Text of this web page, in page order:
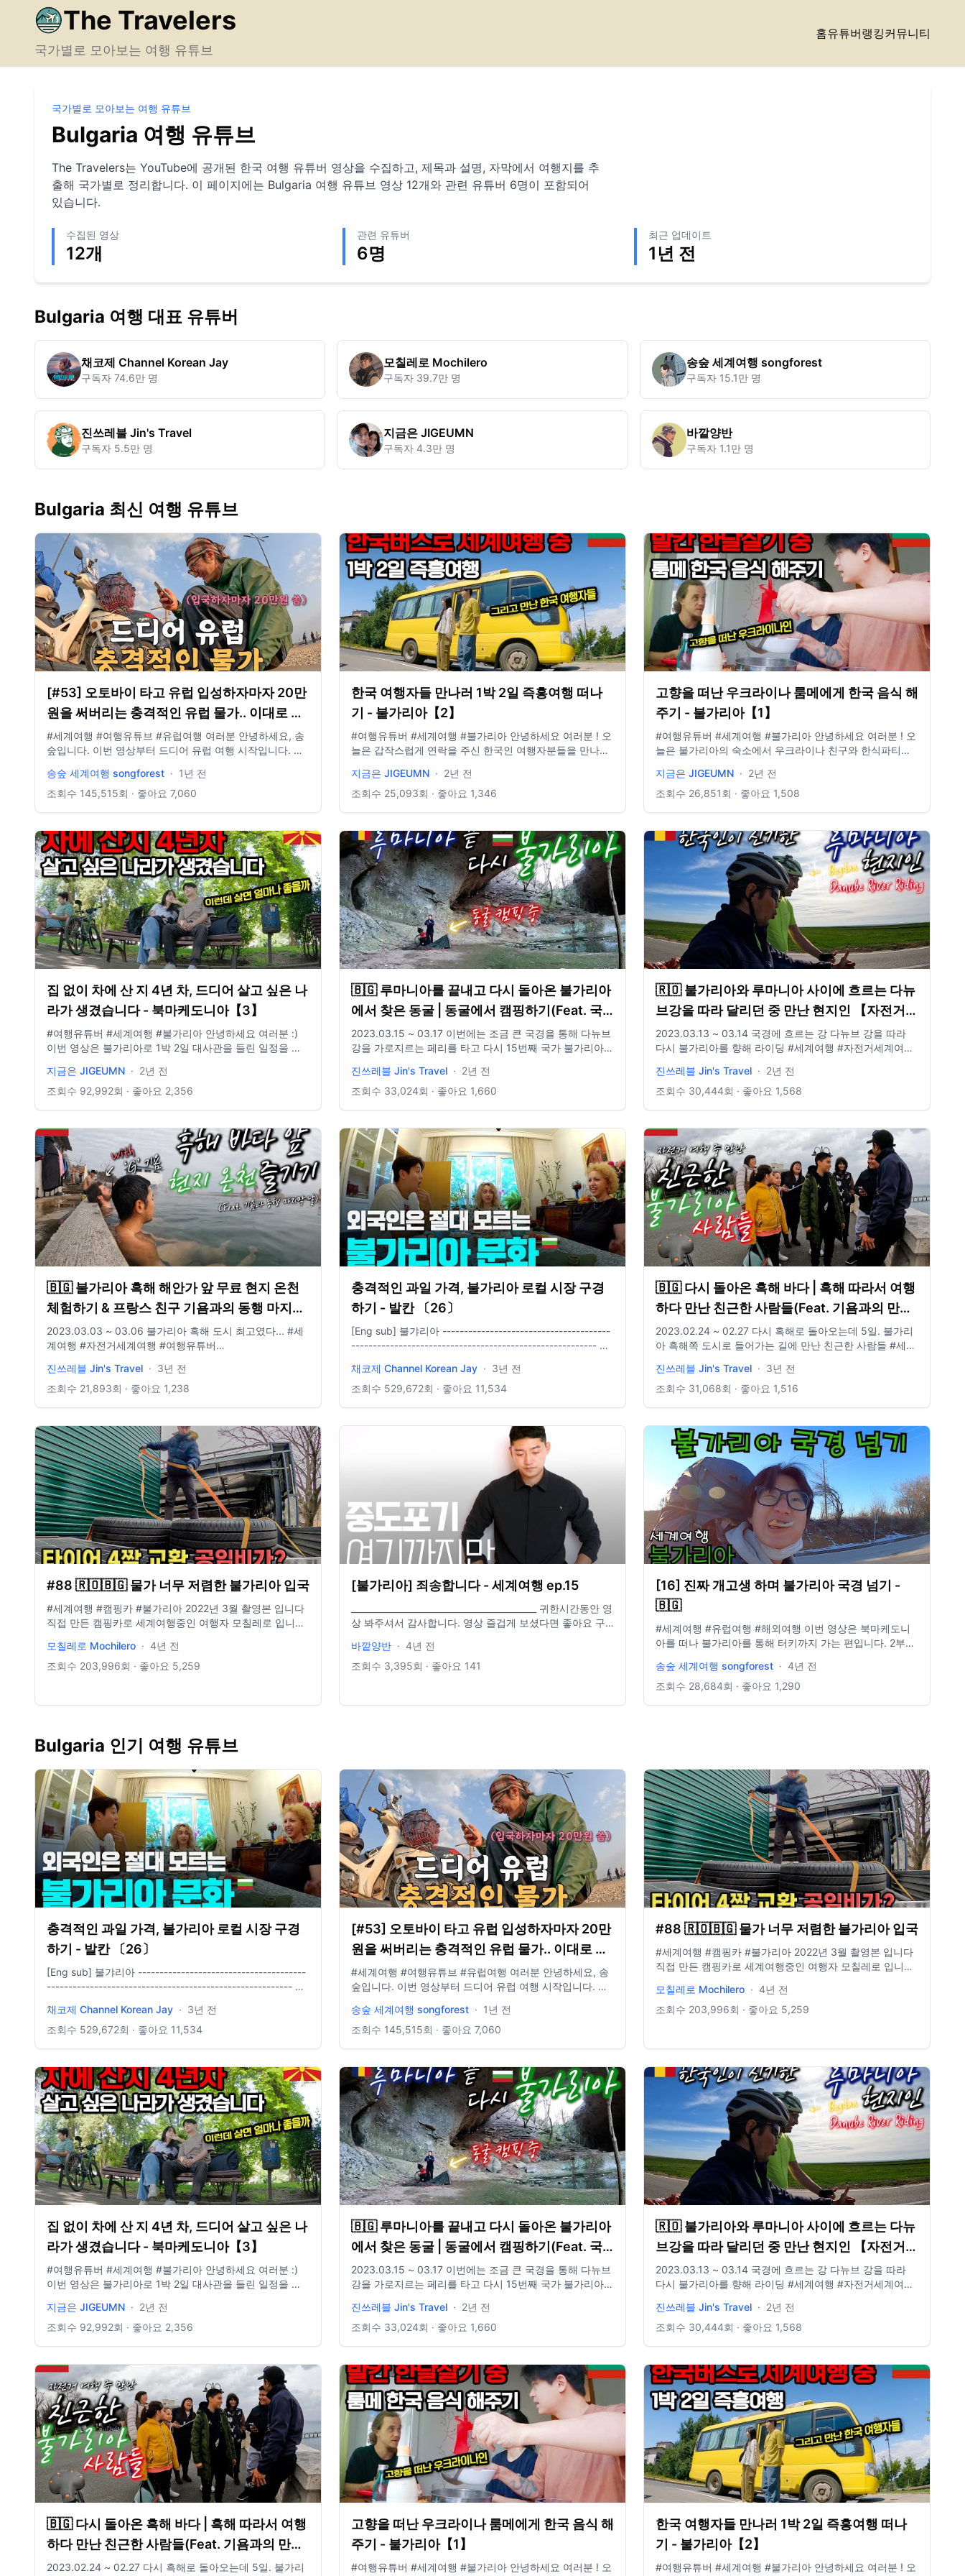
The Travelers
국가별로 모아보는 여행 유튜브
홈유튜버랭킹커뮤니티
국가별로 모아보는 여행 유튜브
Bulgaria 여행 유튜브
The Travelers는 YouTube에 공개된 한국 여행 유튜버 영상을 수집하고, 제목과 설명, 자막에서 여행지를 추
출해 국가별로 정리합니다. 이 페이지에는 Bulgaria 여행 유튜브 영상 12개와 관련 유튜버 6명이 포함되어
있습니다.
수집된 영상
12개
관련 유튜버
6명
최근 업데이트
1년 전
Bulgaria 여행 대표 유튜버
채코제 Channel Korean Jay
구독자 74.6만 명
모칠레로 Mochilero
구독자 39.7만 명
송숲 세계여행 songforest
구독자 15.1만 명
진쓰레블 Jin's Travel
구독자 5.5만 명
지금은 JIGEUMN
구독자4.3만 명
바깥양반
구독자 1.1만 명
Bulgaria 최신 여행 유튜브
[#53] 오토바이 타고 유럽 입성하자마자 20만
원을 써버리는 충격적인 유럽 물가.. 이대로 괜
찮을까? (불가리아 🇧🇬)
#세계여행 #여행유튜브 #유럽여행 여러분 안녕하세요, 송
숲입니다. 이번 영상부터 드디어 유럽 여행 시작입니다. 유
어렵네요. 오늘도 영상 봐주셔서 감사드리고, 오늘도 행복
한 하루 보내시길 바랍니다. 오늘도 사랑합니다. 비즈니스
GoPro12 black, Iphone 13 드론: DJI Mini Pro3
송숲 세계여행 songforest · 1년 전
조회수 145,515회 · 좋아요 7,060
한국 여행자들 만나러 1박 2일 즉흥여행 떠나
기 - 불가리아【2】
#여행유튜버 #세계여행 #불가리아 안녕하세요 여러분 ! 오
늘은 갑작스럽게 연락을 주신 한국인 여행자분들을 만나뵈
자분들을 만나게 된 경우가 많지는 않지만, 만나면 항상 공
통 관심사가 있어서인지 얘기도 잘 통하고, 헤어질 때 아쉬
터 노란버스를 타고 세계여행 중입니다. 유튜브 '지금게
르'는 다양한 장소, 형태의 집을 이동하면서 사는 저희의 일
상을 공유하는 공간입니다. e-mail. jigeumger@gmail.com
instagram: @jigeumger / BGM. artlist.io
지금은 JIGEUMN · 2년 전
조회수 25,093회 · 좋아요 1,346
고향을 떠난 우크라이나 룸메에게 한국 음식 해
주기 - 불가리아【1】
#여행유튜버 #세계여행 #불가리아 안녕하세요 여러분 ! 오
늘은 불가리아의 숙소에서 우크라이나 친구와 한식파티를
보았습니다. 저희는 열심히 이동 중이라 새해 인사가 좀 늦
었지만, 모두 2024년 새해 복 많이 받으세요! 2024년에도
**구독, 댓글, 좋아요도 모두 감사드립니다! / 2022년 3월
부터 노란버스를 타고 세계여행 중입니다. 유튜브 '지금게
르'는 다양한 장소, 형태의 집을 이동하면서 사는 저희의 일
상을 공유하는 공간입니다. e-mail. jigeumger@gmail.com
instagram: @jigeumger / BGM. artlist.io
지금은 JIGEUMN · 2년 전
조회수 26,851회 · 좋아요 1,508
집 없이 차에 산 지 4년 차, 드디어 살고 싶은 나
라가 생겼습니다 - 북마케도니아【3】
#여행유튜버 #세계여행 #불가리아 안녕하세요 여러분 :)
이번 영상은 불가리아로 1박 2일 대사관을 들린 일정을 담
업로드가 많이 늦어졌는데, 다음 영상부터는 빨리 돌아올
수 있도록 노력하겠습니다 😭 오늘도 시청해주셔서 감사합
브 '지금게르'는 다양한 장소, 형태의 집을 이동하면서 사는
저희의 일상을 공유하는 공간입니다. e-mail.
jigeumger@gmail.com instagram: @jigeumger / BGM.
artlist.io
지금은 JIGEUMN · 2년 전
조회수 92,992회 · 좋아요 2,356
🇧🇬 루마니아를 끝내고 다시 돌아온 불가리아
에서 찾은 동굴 | 동굴에서 캠핑하기(Feat. 국
경 넘기) 【자전거 세계여행 116】
2023.03.15 ~ 03.17 이번에는 조금 큰 국경을 통해 다뉴브
강을 가로지르는 페리를 타고 다시 15번째 국가 불가리아
계여행 #자전거세계여행 #여행유튜버
==========================================================
진쓰레블 Jin's Travel · 2년 전
조회수 33,024회 · 좋아요 1,660
🇷🇴 불가리아와 루마니아 사이에 흐르는 다뉴
브강을 따라 달리던 중 만난 현지인 【자전거
세계여행 115】
2023.03.13 ~ 03.14 국경에 흐르는 강 다뉴브 강을 따라
다시 불가리아를 향해 라이딩 #세계여행 #자전거세계여행
Insta : jinwcho Email : jo930131@gmail.com 촬영 :
진쓰레블 Jin's Travel · 2년 전
조회수 30,444회 · 좋아요 1,568
🇧🇬 불가리아 흑해 해안가 앞 무료 현지 온천
체험하기 & 프랑스 친구 기욤과의 동행 마지막
날 【자전거 세계여행 112】
2023.03.03 ~ 03.06 불가리아 흑해 도시 최고였다... #세
계여행 #자전거세계여행 #여행유튜버
Insta : jinwcho Email : jo930131@gmail.com 촬영 :
Gopro10 음원 : Epidemic Sound
진쓰레블 Jin's Travel · 3년 전
조회수 21,893회 · 좋아요 1,238
충격적인 과일 가격, 불가리아 로컬 시장 구경
하기 - 발칸 〔26〕
[Eng sub] 불갸리아 ---------------------------------------
--------------------------------------------------------- 협
음원 사용 - https://pixabay.com/music/ -
https://www.sellbuymusic.com/?
utm_source=youtube&utm_medium=promo&utm_campaign=Channel+Korean+Jay&utm_id=youtube_promo
채코제 Channel Korean Jay · 3년 전
조회수 529,672회 · 좋아요 11,534
🇧🇬 다시 돌아온 흑해 바다 | 흑해 따라서 여행
하다 만난 친근한 사람들(Feat. 기욤과의 만남)
【자전거 세계여행 110】
2023.02.24 ~ 02.27 다시 흑해로 돌아오는데 5일. 불가리
아 흑해쪽 도시로 들어가는 길에 만난 친근한 사람들 #세계
Insta : jinwcho Email : jo930131@gmail.com 촬영 :
진쓰레블 Jin's Travel · 3년 전
조회수 31,068회 · 좋아요 1,516
#88 🇷🇴🇧🇬 물가 너무 저렴한 불가리아 입국
#세계여행​​ #캠핑카 #불가리아 2022년 3월 촬영본 입니다
직접 만든 캠핑카로 세계여행중인 여행자 모칠레로 입니다.
영상을 올리며 때로는 스페인어, 영어, 중국어로 컨텐츠를
만듭니다. 여행 중 편집이 어려워, 지난 영상을 편집해서 올
Sony A7c Sony 24-105m Sigma 14m Rode pro mice
primier pro Adobe photoshop Adobe lightroom BGM -
Artlist Night Vibes - Michael Kobrin.mp3 Kisses And
Heartbeats Instrumental Version - Anthony Lazaro.mp3
Happy On My Own - Kyle Cox.mp3 Boulevard -
Ottom.mp3 Anyway - Kyle Cox.mp3 A Starry Night
(Feat. Yimgah) - Shu.mp3 https://artlist.io/jungkihyun-
534405 링크 통해서 가입 시 2개월 추가 혜택 캠핑 채널 ​​
https://youtu.be/UGgjwDncKYk company 홈페이지는 코
로나로 인해 관리자가 부재 중이라 잠시 비공개하였습니다
instagram paramemoria facebook paramemoria blog
https://m.blog.naver.com/yologotrip/2… email
yologotrip@gmail.com
모칠레로 Mochilero · 4년 전
조회수 203,996회 · 좋아요 5,259
[불가리아] 죄송합니다 - 세계여행 ep.15
___________________________________________ 귀한시간동안 영
상 봐주셔서 감사합니다. 영상 즐겁게 보셨다면 좋아요 구
CANON M10 - CANON M50 - PRIMIER PRO CONTACT
- vakkatman@gmail.com - @hyovin
바깥양반 · 4년 전
조회수 3,395회 · 좋아요 141
[16] 진짜 개고생 하며 불가리아 국경 넘기 -
🇧🇬
#세계여행 #유럽여행 #해외여행 이번 영상은 북마케도니
아를 떠나 불가리아를 통해 터키까지 가는 편입니다. 2부로
송숲 세계여행 songforest · 4년 전
조회수 28,684회 · 좋아요 1,290
Bulgaria 인기 여행 유튜브
충격적인 과일 가격, 불가리아 로컬 시장 구경
하기 - 발칸 〔26〕
[Eng sub] 불갸리아 ---------------------------------------
--------------------------------------------------------- 협
음원 사용 - https://pixabay.com/music/ -
https://www.sellbuymusic.com/?
utm_source=youtube&utm_medium=promo&utm_campaign=Channel+Korean+Jay&utm_id=youtube_promo
채코제 Channel Korean Jay · 3년 전
조회수 529,672회 · 좋아요 11,534
[#53] 오토바이 타고 유럽 입성하자마자 20만
원을 써버리는 충격적인 유럽 물가.. 이대로 괜
찮을까? (불가리아 🇧🇬)
#세계여행 #여행유튜브 #유럽여행 여러분 안녕하세요, 송
숲입니다. 이번 영상부터 드디어 유럽 여행 시작입니다. 유
어렵네요. 오늘도 영상 봐주셔서 감사드리고, 오늘도 행복
한 하루 보내시길 바랍니다. 오늘도 사랑합니다. 비즈니스
GoPro12 black, Iphone 13 드론: DJI Mini Pro3
송숲 세계여행 songforest · 1년 전
조회수 145,515회 · 좋아요 7,060
#88 🇷🇴🇧🇬 물가 너무 저렴한 불가리아 입국
#세계여행​​ #캠핑카 #불가리아 2022년 3월 촬영본 입니다
직접 만든 캠핑카로 세계여행중인 여행자 모칠레로 입니다.
영상을 올리며 때로는 스페인어, 영어, 중국어로 컨텐츠를
만듭니다. 여행 중 편집이 어려워, 지난 영상을 편집해서 올
Sony A7c Sony 24-105m Sigma 14m Rode pro mice
Gopro8 Iphon 11pro Drone Dji mini2 Program Adobe
primier pro Adobe photoshop Adobe lightroom BGM -
Heartbeats Instrumental Version - Anthony Lazaro.mp3
Happy On My Own - Kyle Cox.mp3 Boulevard -
Ottom.mp3 Anyway - Kyle Cox.mp3 A Starry Night
(Feat. Yimgah) - Shu.mp3 https://artlist.io/jungkihyun-
534405 링크 통해서 가입 시 2개월 추가 혜택 캠핑 채널 ​​
https://youtu.be/UGgjwDncKYk company 홈페이지는 코
로나로 인해 관리자가 부재 중이라 잠시 비공개하였습니다
https://m.blog.naver.com/yologotrip/2… email
yologotrip@gmail.com
모칠레로 Mochilero · 4년 전
조회수 203,996회 · 좋아요 5,259
집 없이 차에 산 지 4년 차, 드디어 살고 싶은 나
라가 생겼습니다 - 북마케도니아【3】
#여행유튜버 #세계여행 #불가리아 안녕하세요 여러분 :)
이번 영상은 불가리아로 1박 2일 대사관을 들린 일정을 담
업로드가 많이 늦어졌는데, 다음 영상부터는 빨리 돌아올
수 있도록 노력하겠습니다 😭 오늘도 시청해주셔서 감사합
브 '지금게르'는 다양한 장소, 형태의 집을 이동하면서 사는
저희의 일상을 공유하는 공간입니다. e-mail.
jigeumger@gmail.com instagram: @jigeumger / BGM.
artlist.io
지금은 JIGEUMN · 2년 전
조회수 92,992회 · 좋아요 2,356
🇧🇬 루마니아를 끝내고 다시 돌아온 불가리아
에서 찾은 동굴 | 동굴에서 캠핑하기(Feat. 국
경 넘기) 【자전거 세계여행 116】
2023.03.15 ~ 03.17 이번에는 조금 큰 국경을 통해 다뉴브
강을 가로지르는 페리를 타고 다시 15번째 국가 불가리아
계여행 #자전거세계여행 #여행유튜버
==========================================================
진쓰레블 Jin's Travel · 2년 전
조회수 33,024회 · 좋아요 1,660
🇷🇴 불가리아와 루마니아 사이에 흐르는 다뉴
브강을 따라 달리던 중 만난 현지인 【자전거
세계여행 115】
2023.03.13 ~ 03.14 국경에 흐르는 강 다뉴브 강을 따라
다시 불가리아를 향해 라이딩 #세계여행 #자전거세계여행
Insta : jinwcho Email : jo930131@gmail.com 촬영 :
진쓰레블 Jin's Travel · 2년 전
조회수 30,444회 · 좋아요 1,568
🇧🇬 다시 돌아온 흑해 바다 | 흑해 따라서 여행
하다 만난 친근한 사람들(Feat. 기욤과의 만남)
【자전거 세계여행 110】
2023.02.24 ~ 02.27 다시 흑해로 돌아오는데 5일. 불가리
고향을 떠난 우크라이나 룸메에게 한국 음식 해
주기 - 불가리아【1】
#여행유튜버 #세계여행 #불가리아 안녕하세요 여러분 ! 오
한국 여행자들 만나러 1박 2일 즉흥여행 떠나
기 - 불가리아【2】
#여행유튜버 #세계여행 #불가리아 안녕하세요 여러분 ! 오